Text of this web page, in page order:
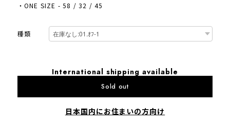
・ONE SIZE - 58 / 32 / 45
種類
International shipping available
Sold out
日本国内にお住まいの方向け